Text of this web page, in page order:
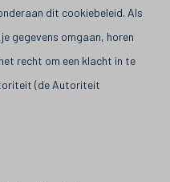
dit cookiebeleid. Als
gegevens omgaan, horen
recht om een klacht in te
(de Autoriteit